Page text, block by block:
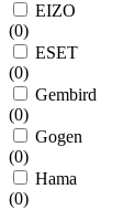
EIZO
(0)
ESET
(0)
Gembird
(0)
Gogen
(0)
Hama
(0)